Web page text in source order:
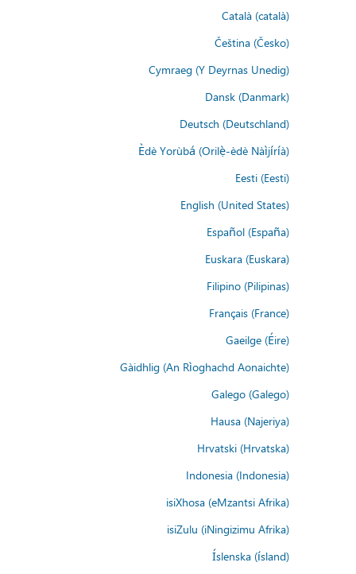
Català (català)
Čeština (Česko)
Cymraeg (Y Deyrnas Unedig)
Dansk (Danmark)
Deutsch (Deutschland)
Èdè Yorùbá (Orilẹ̀-èdè Nàìjíríà)
Eesti (Eesti)
English (United States)
Español (España)
Euskara (Euskara)
Filipino (Pilipinas)
Français (France)
Gaeilge (Éire)
Gàidhlig (An Rìoghachd Aonaichte)
Galego (Galego)
Hausa (Najeriya)
Hrvatski (Hrvatska)
Indonesia (Indonesia)
isiXhosa (eMzantsi Afrika)
isiZulu (iNingizimu Afrika)
Íslenska (ísland)